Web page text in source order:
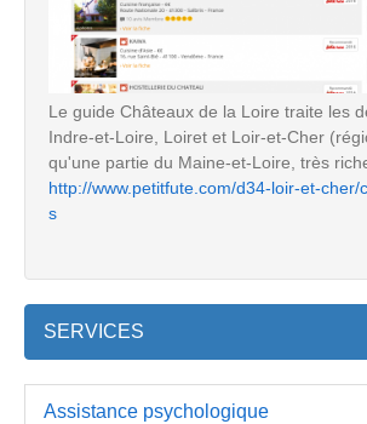
Le guide Châteaux de la Loire traite les
Indre-et-Loire, Loiret et Loir-et-Cher
qu'une partie du Maine-et-Loire, très
http://www.petitfute.com/d34-loir-et-cher/
s
SERVICES
Assistance psychologique